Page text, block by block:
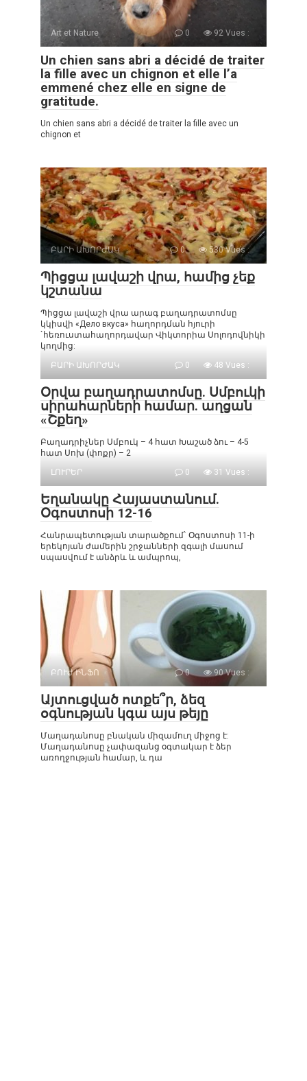
Art et Nature 0 92 Vues :
Un chien sans abri a décidé de traiter
la fille avec un chignon et elle l’a
emmené chez elle en signe de
gratitude.
Un chien sans abri a décidé de traiter la fille avec un
chignon et
ԲԱՐԻ ԱԽՈՐԺԱԿ 0 530 Vues :
Պիցցա լավաշի վրա, համից չեք
կշտանա
Պիցցա լավաշի վրա արագ բաղադրատոմսը
կկիսվի «Дело вкуса» հաղորդման հյուրի
`հեռուստահաղորդավար Վիկտորիա Սոլոդովնիկի
կողմից:
ԲԱՐԻ ԱԽՈՐԺԱԿ
0 48 Vues :
Օրվա բաղադրատոմսը. Սմբուկի
սիրահարների համար. աղցան
«Շքեղ»
Բաղադրիչներ Սմբուկ – 4 հատ Խաշած ձու – 4-5
հատ Սոխ (փոքր) – 2
ԼՈՒՐԵՐ
0 31 Vues :
Եղանակը Հայաստանում.
Օգոստոսի 12-16
Հանրապետության տարածքում` Օգոստոսի 11-ի
երեկոյան ժամերին շրջանների զգալի մասում
սպասվում է անձրև և ամպրոպ,
ԲՈՒԺ ԻՆՖՈ 0 90 Vues :
Այտուցված ոտքե՞ր, ձեզ
օգնության կգա այս թեյը
Մաղադանոսը բնական միզամուղ միջոց է:
Մաղադանոսը չափազանց օգտակար է ձեր
առողջության համար, և դա